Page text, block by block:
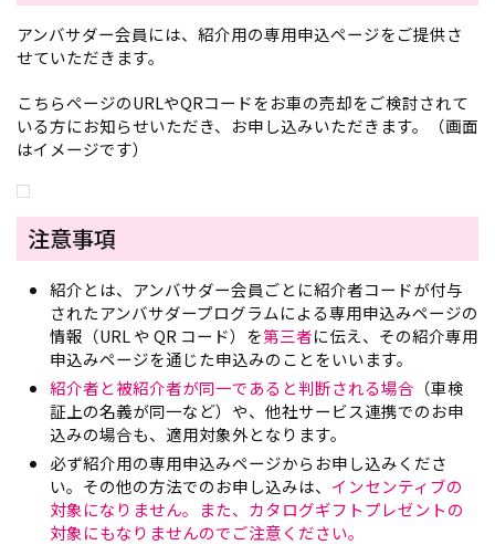
アンバサダー会員には、紹介用の専用申込ページをご提供さ
せていただきます。
こちらページのURLやQRコードをお車の売却をご検討されて
いる方にお知らせいただき、お申し込みいただきます。（画面
はイメージです）
注意事項
紹介とは、アンバサダー会員ごとに紹介者コードが付与
されたアンバサダープログラムによる専用申込みページの
情報（URL や QR コード）を第三者に伝え、その紹介専用
申込みページを通じた申込みのことをいいます。
紹介者と被紹介者が同一であると判断される場合 （車検
証上の名義が同一など）や、他社サービス連携でのお申
込みの場合も、適用対象外となります。
必ず紹介用の専用申込みページからお申し込みくださ
い。その他の方法でのお申し込みは、 インセンティブの
対象になりません。また、カタログギフトプレゼントの
対象にもなりませんのでご注意ください。